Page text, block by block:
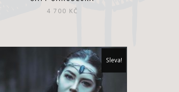
4 700 KČ
Sleva!